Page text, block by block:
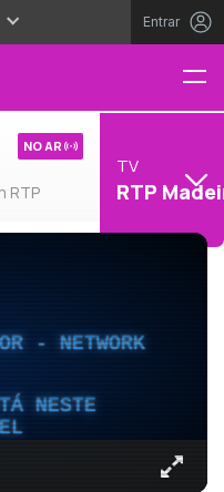
Entrar
RTP
NO AR
TV
RTP
- NETWORK
NESTE